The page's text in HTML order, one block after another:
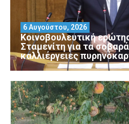
Κοινοβουλευτική
Σταμενίτη για τα
καλλιέργειες
6 Αυγούστου, 2026